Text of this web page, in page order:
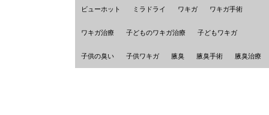
ビューホット ミラドライ ワキガ ワキガ手術
ワキガ治療 子どものワキガ治療 子どもワキガ
子供の臭い 子供ワキガ 腋臭 腋臭手術 腋臭治療